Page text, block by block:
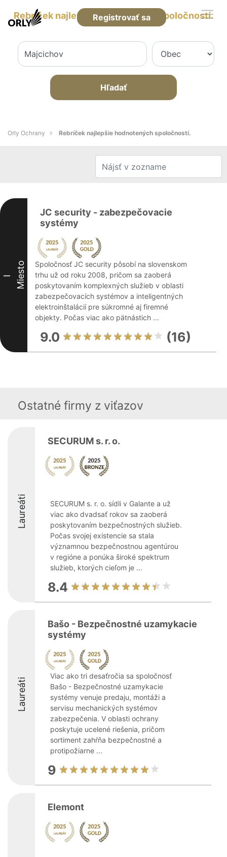
Registrovať sa
Rebríček najlepšie hodnotených spoločností.
Hľadať
Orly Ochrany Rebríček najlepšie hodnotených spoločností.
I Miesto
JC security - zabezpečovacie
systémy
Spoločnosť JC security pôsobí na slovenskom
trhu už od roku 2008, pričom sa zaoberá
poskytovaním komplexných služieb v oblasti
zabezpečovacích systémov a inteligentných
elektroinštalácií pre súkromné aj firemné
objekty. Počas viac ako pätnástich ...
9.0 (16)
Ostatné firmy z viťazov
Laureáti
SECURUM s. r. o.
SECURUM s. r. o. sídli v Galante a už
viac ako dvadsať rokov sa zaoberá
poskytovaním bezpečnostných služieb.
Počas svojej existencie sa stala
významnou bezpečnostnou agentúrou
v regióne a ponúka široké spektrum
služieb, ktorých cieľom je ...
8.4
Laureáti
Bašo - Bezpečnostné uzamykacie
systémy
Viac ako tri desaťročia sa spoločnosť
Bašo - Bezpečnostné uzamykacie
systémy venuje predaju, montáži a
servisu mechanických systémov
zabezpečenia. V oblasti ochrany
poskytuje ucelené riešenia, pričom
sortiment zahŕňa bezpečnostné a
protipožiarne ...
9
Elemont